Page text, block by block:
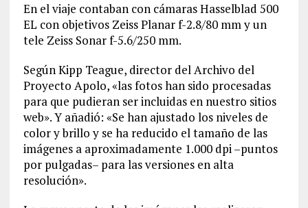
En el viaje contaban con cámaras Hasselblad 500
EL con objetivos Zeiss Planar f-2.8/80 mm y un
tele Zeiss Sonar f-5.6/250 mm.
Según Kipp Teague, director del Archivo del
Proyecto Apolo, «las fotos han sido procesadas
para que pudieran ser incluidas en nuestro sitios
web». Y añadió: «Se han ajustado los niveles de
color y brillo y se ha reducido el tamaño de las
imágenes a aproximadamente 1.000 dpi –puntos
por pulgadas– para las versiones en alta
resolución».